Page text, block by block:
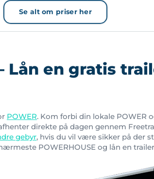
Se alt om priser her
Lån en gratis
POWER. Kom forbi din lokale POWER
direkte på dagen gennem
gebyr, hvis du vil være sikker på der
POWERHOUSE og lån en